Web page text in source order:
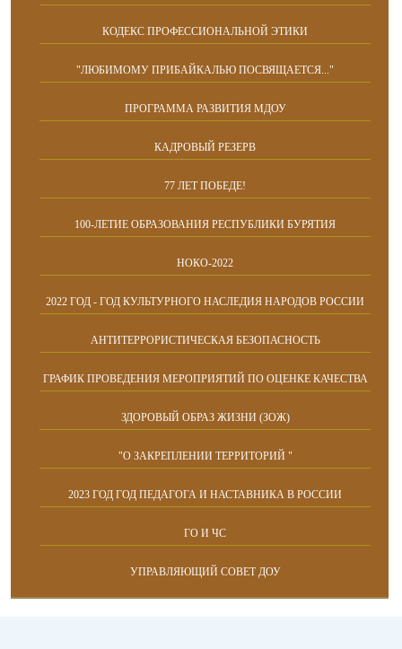
КОДЕКС ПРОФЕССИОНАЛЬНОЙ ЭТИКИ
"ЛЮБИМОМУ ПРИБАЙКАЛЬЮ ПОСВЯЩАЕТСЯ..."
ПРОГРАММА РАЗВИТИЯ МДОУ
КАДРОВЫЙ РЕЗЕРВ
77 ЛЕТ ПОБЕДЕ!
100-ЛЕТИЕ ОБРАЗОВАНИЯ РЕСПУБЛИКИ БУРЯТИЯ
НОКО-2022
2022 ГОД - ГОД КУЛЬТУРНОГО НАСЛЕДИЯ НАРОДОВ РОССИИ
АНТИТЕРРОРИСТИЧЕСКАЯ БЕЗОПАСНОСТЬ
ГРАФИК ПРОВЕДЕНИЯ МЕРОПРИЯТИЙ ПО ОЦЕНКЕ КАЧЕСТВА
ЗДОРОВЫЙ ОБРАЗ ЖИЗНИ (ЗОЖ)
"О ЗАКРЕПЛЕНИИ ТЕРРИТОРИЙ "
2023 ГОД ГОД ПЕДАГОГА И НАСТАВНИКА В РОССИИ
ГО И ЧС
УПРАВЛЯЮЩИЙ СОВЕТ ДОУ